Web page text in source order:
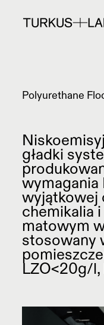
DEUTSCH
ROMÂNĂ
MAGYAR
PRODUKTY —
KIM
PROJEKTY /
STREFA
Polyurethane
gładki
wymagania
wyjątkowej
chemikalia
matowym
stosowany
LZO<20g/l,